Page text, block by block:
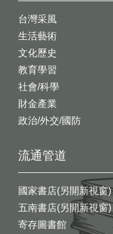
台灣采風
生活藝術
文化歷史
教育學習
社會/科學
財金產業
政治/外交/國防
流通管道
國家書店(另開新視窗)
五南書店(另開新視窗)
寄存圖書館